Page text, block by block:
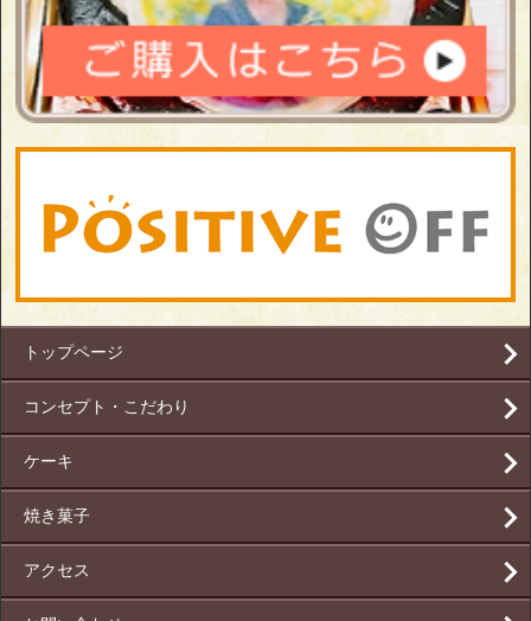
トップページ
コンセプト・こだわり
ケーキ
焼き菓子
アクセス